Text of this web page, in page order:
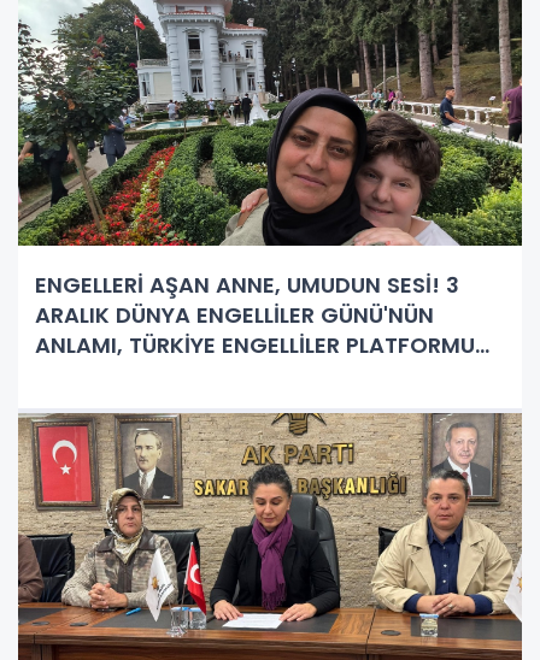
ENGELLERİ AŞAN ANNE, UMUDUN SESİ! 3
ARALIK DÜNYA ENGELLİLER GÜNÜ'NÜN
ANLAMI, TÜRKİYE ENGELLİLER PLATFORMU